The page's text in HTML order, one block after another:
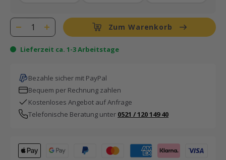
Zum Warenkorb
Lieferzeit ca. 1-3 Arbeitstage
Bezahle sicher mit PayPal
Bequem per Rechnung zahlen
Kostenloses Angebot auf Anfrage
Telefonische Beratung unter 0521 / 120 149 40